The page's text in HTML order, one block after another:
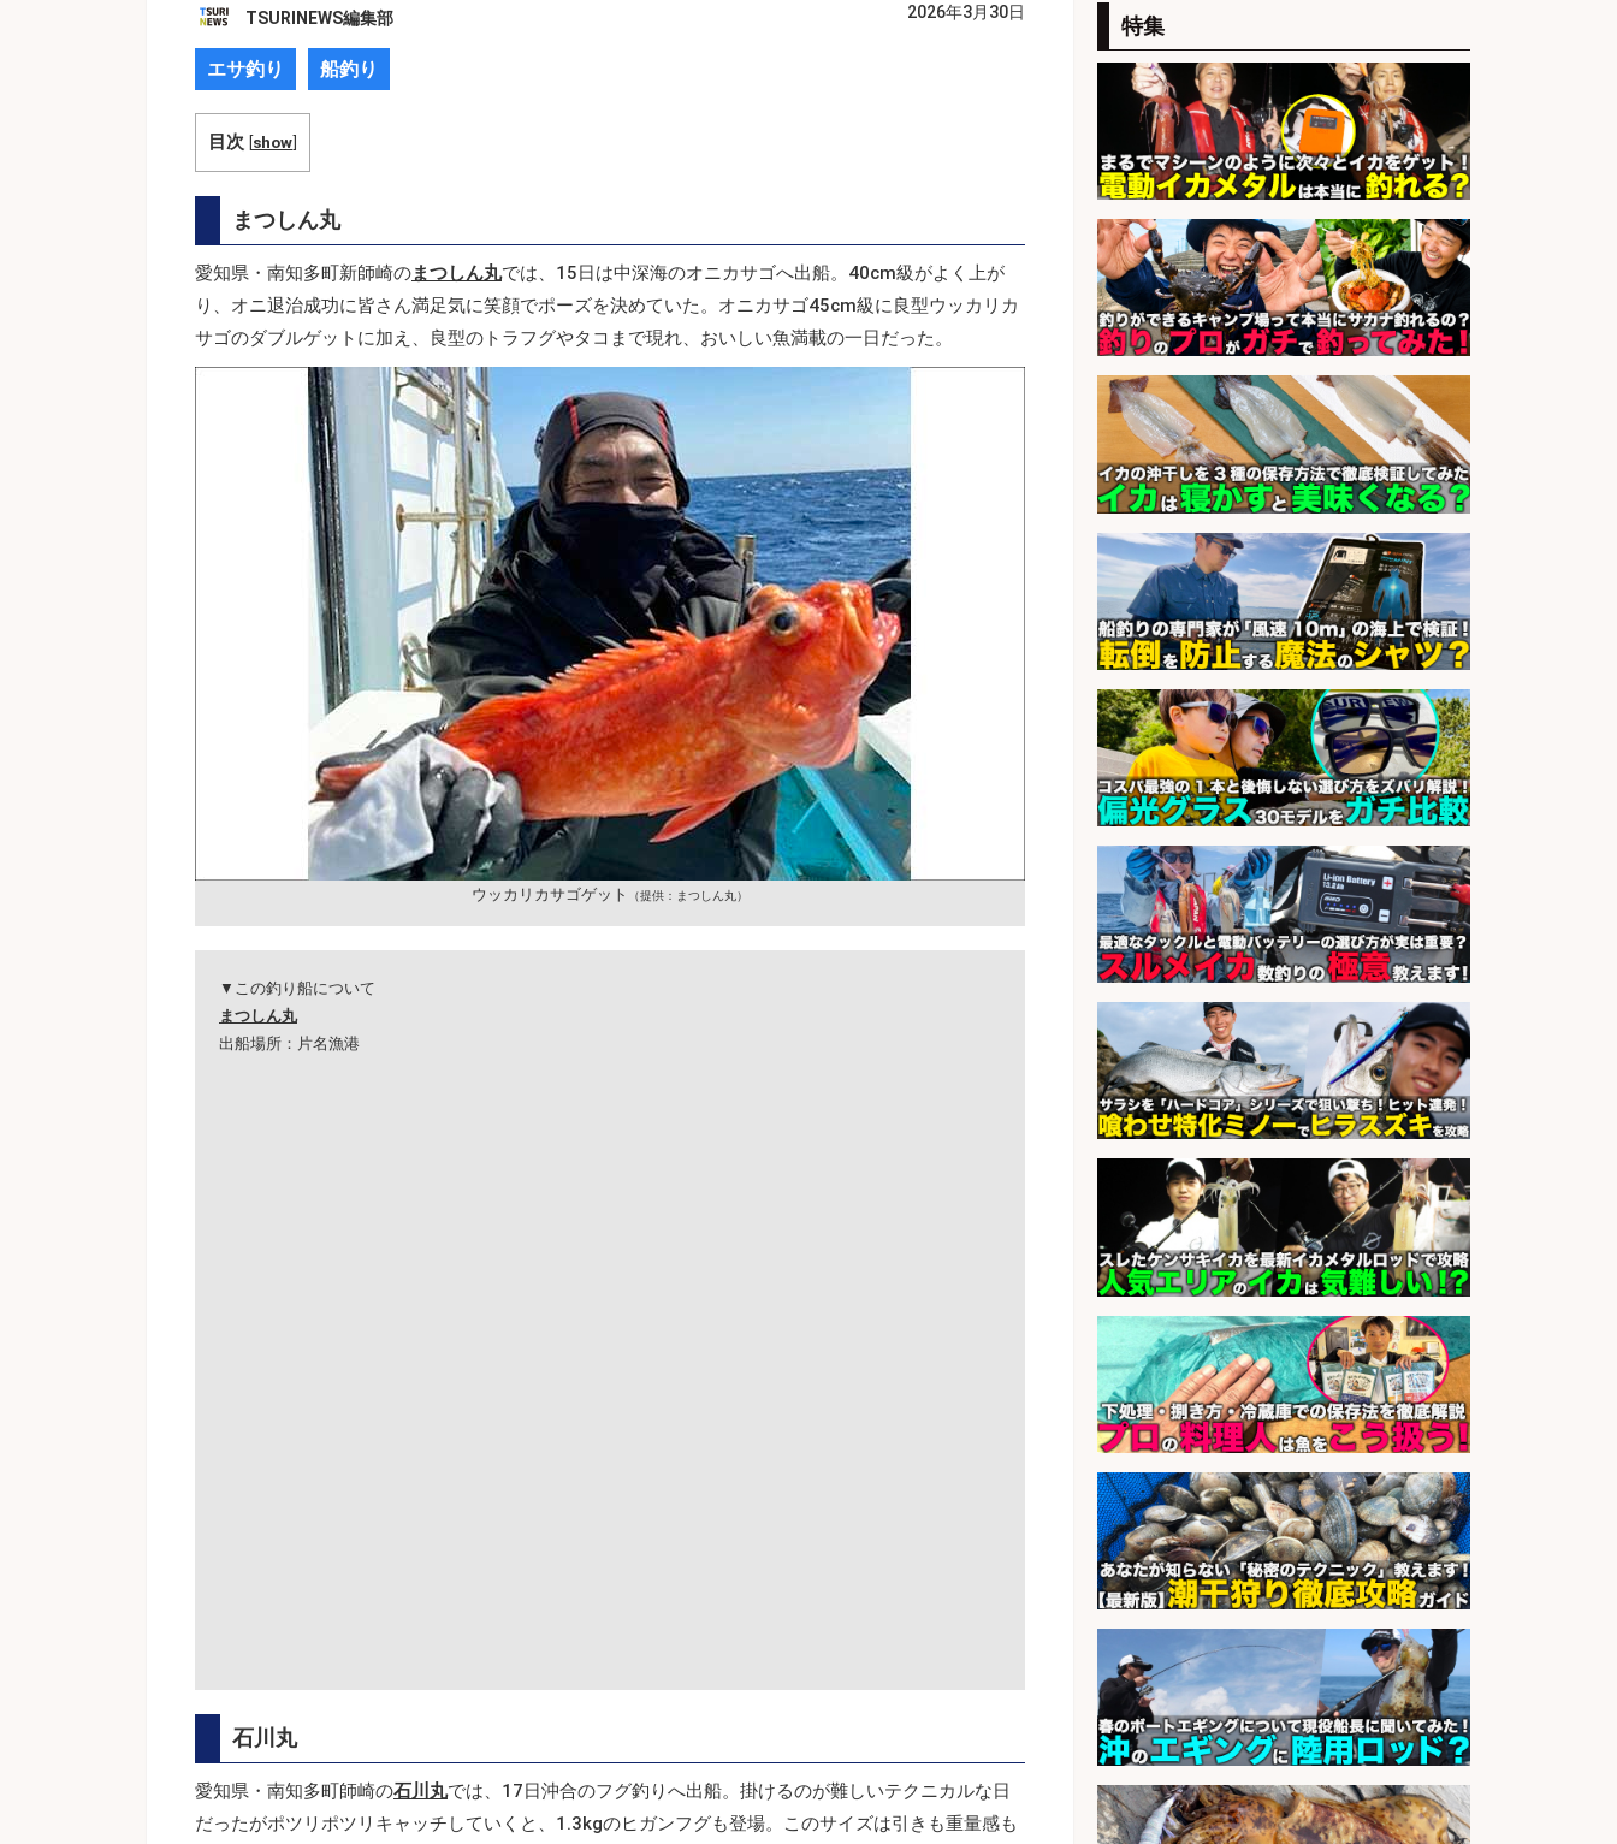
TSURINEWS編集部 2026年3月30日
エサ釣り 船釣り
目次 [show]
まつしん丸
愛知県・南知多町新師崎のまつしん丸では、15日は中深海のオニカサゴへ出船。40cm級がよく上が
り、オニ退治成功に皆さん満足気に笑顔でポーズを決めていた。オニカサゴ45cm級に良型ウッカリカ
サゴのダブルゲットに加え、良型のトラフグやタコまで現れ、おいしい魚満載の一日だった。
ウッカリカサゴゲット （提供：まつしん丸）
▼この釣り船について
まつしん丸
出船場所：片名漁港
石川丸
愛知県・南知多町師崎の石川丸では、17日沖合のフグ釣りへ出船。掛けるのが難しいテクニカルな日
だったがポツリポツリキャッチしていくと、1.3kgのヒガンフグも登場。このサイズは引きも重量感も
シスタントのお仕事/残業なし/即日
勤務可/営業事務/軽作業
会社名 株式会社パソナ
sponsored by 求人ボックス
福岡「現場監督」/釣り好き歓迎/残
会社名 広松久水産株式会社
sponsored by 求人ボックス
福岡/未経験歓迎「ルート営業」/釣
り好き歓迎/インセンティブ
会社名 広松久水産株式会社
sponsored by 求人ボックス
フィッシング用品の「製品開発設
計」
会社名 メガバス株式会社
sponsored by 求人ボックス
香川県のおいしい魚を届ける「提
案・加工の工程管理」未経験OK
会社名 株式会社高松東魚市場
sponsored by 求人ボックス
配達/ドライバー/ドライバー補助 魚
の梱包 年齢経験不問/完全週休2日で
最低月収33万円保証
会社名 株式会社ワイズ
さらに求人情報を見る
特集